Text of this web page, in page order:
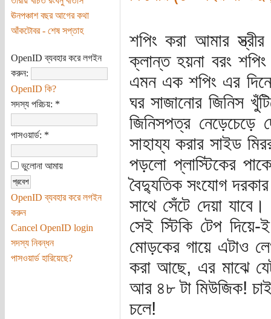
ঊনপঞ্চাশ বছর আগের কথা
আঁকটোবর - শেষ সপ্তাহ
OpenID ব্যবহার করে লগইন
করুন:
OpenID কি?
সদস্য পরিচয়: *
পাসওয়ার্ড: *
ভুলোনা আমায়
OpenID ব্যবহার করে লগইন
করুন
Cancel OpenID login
সদস্য নিবন্ধন
পাসওয়ার্ড হারিয়েছে?
শপিং করা আমার
ক্লান্ত হয়না বরং
এমন এক শপিং এর
ঘর সাজানোর জিনিস
জিনিসপত্র নেড়েচেড়ে
সাহায্য করার সাইড
পড়লো প্লাস্টিকের
বৈদ্যুতিক সংযোগ
সাথে সেঁটে দেয়া
সেই স্টিকি টেপ
মোড়কের গায়ে এটাও
করা আছে, এর মাঝে
আর ৪৮ টা মিউজিক!
চলে!